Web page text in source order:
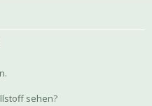
sehen?